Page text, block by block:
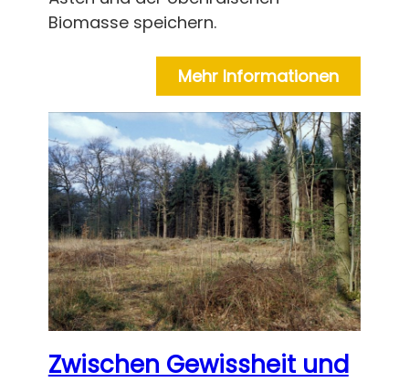
Biomasse speichern.
Mehr Informationen
Zwischen Gewissheit und